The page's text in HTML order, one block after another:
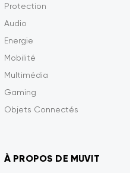
Protection
Audio
Energie
Mobilité
Multimédia
Gaming
Objets Connectés
À PROPOS DE MUVIT